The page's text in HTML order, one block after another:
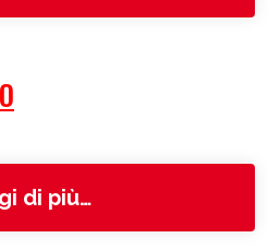
di più…from Giovanna